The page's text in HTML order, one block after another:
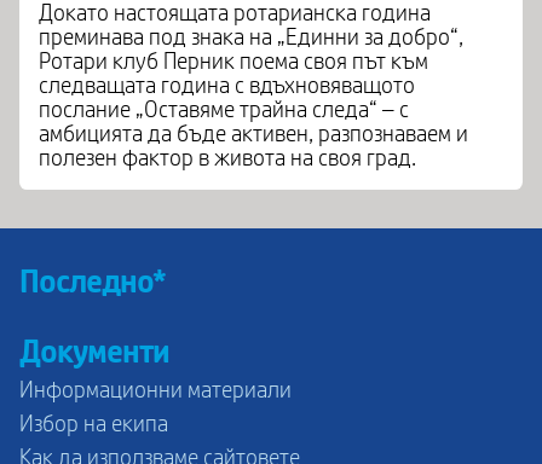
Докато настоящата ротарианска година
преминава под знака на „Единни за добро“,
Ротари клуб Перник поема своя път към
следващата година с вдъхновяващото
послание „Оставяме трайна следа“ – с
амбицията да бъде активен, разпознаваем и
полезен фактор в живота на своя град.
Последно*
Документи
Информационни материали
Избор на екипа
Как да използваме сайтовете